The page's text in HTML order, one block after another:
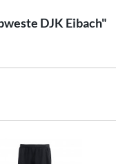
DJK Eibach"